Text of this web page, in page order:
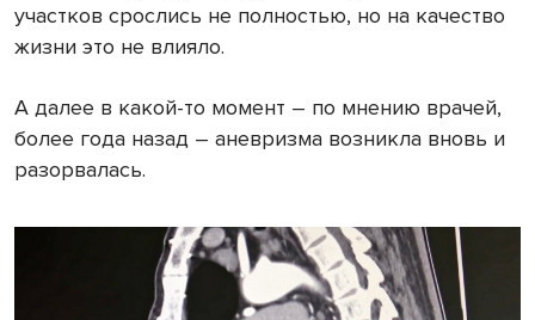
участков срослись не полностью, но на качество
жизни это не влияло.
А далее в какой-то момент – по мнению врачей,
более года назад – аневризма возникла вновь и
разорвалась.